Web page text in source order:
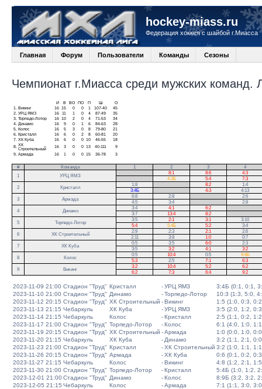
hockey-miass.ru
Федерация хоккея с шайбой г.Миасса
Главная Форум Пользователи Команды Сезоны
Чемпионат г.Миасса среди мужских команд.
И В ВО ПО П
О
1.
Викинг 16 15 0 0 1 107-40
45
2. УРЦ ЯМЗ 16 11 1 0 4 87-49
35
3. Торпедо-Лотор 16 10 2 0 4 71-53
34
4.
Динамо 16 9 0 1 6 84-63
28
5.
Колос 16 5 3 0 8 79-80
21
6.
Кристалл 16 6 0 2 8 60-81
20
7. ХК Куба 16 6 0 0 10 46-55
18
8. ХК
Строительный
16 3 0 0 13 40-111
9
9. Армада 16 1 0 0 15 36-78 3
# Команда 1 2 3
4
1
УРЦ ЯМЗ
8:1 8:6
4:3
4:3Б 5:4
7:3
2
Кристалл
1:8 8:2
1:4
3:4Б
4:3
4:13
3
Армада
6:8 2:8
2:6
4:5
3:4
2:8
4
Динамо
3:4 4:1 6:2
3:7
13:4 8:2
5
Торпедо-Лотор
3:5 2:1 3:1
3:10
5:4
5:4Б 5:2
3:4
6
ХК Строительный
2:9 2:3 2:1
2:6
2:11
3:8 1:0
0:7
7
ХК Куба
0:5 3:5 6:0
2:3
3:5
3:2 4:1
3:2
8
Колос
0:5 10:4 0:5
9:8Б
5:3
2:5 7:1
6:3
9
Викинг
3:2 10:4 5:2
6:2
6:2
7:3 6:4 9:2
2023-11-09 21:00 Стадион "Труд" Кристалл -УРЦ ЯМЗ
3:4Б (0:1, 0:1,
2023-11-10 21:00 Стадион "Труд" Динамо -Торпедо-Лотор
10:3 (1:3, 5:0,
2023-11-12 20:15 Стадион "Труд" ХК Строительный -Викинг
1:5 (1:0, 0:3,
2023-11-13 21:15 Чебаркуль ХК Куба -УРЦ ЯМЗ
3:5 (2:0, 1:2,
2023-11-14 21:15 Чебаркуль Колос -Кристалл
2:5 (1:1, 0:2,
2023-11-17 21:00 Стадион "Труд" Торпедо-Лотор -Колос
6:1 (4:0, 1:0,
2023-11-19 20:15 Стадион "Труд" ХК Строительный -Армада
1:0 (0:0, 1:0,
2023-11-20 21:15 Чебаркуль ХК Куба - Динамо
3:2 (1:1, 2:1,
2023-11-23 21:00 Стадион "Труд" Кристалл -ХК Строительный 3:2 (1:0, 1:1,
2023-11-26 20:15 Стадион "Труд" Армада -ХК Куба
0:6 (0:1, 0:2,
2023-11-27 21:15 Чебаркуль Колос -Викинг
4:8 (1:2, 2:1,
2023-11-30 21:00 Стадион "Труд" Торпедо-Лотор -Кристалл
5:4Б (1:0, 1:2,
2023-12-01 21:00Стадион "Труд" Динамо -Колос
8:9Б (3:2, 3:2,
2023-12-05 21:15 Чебаркуль Колос -Армада
7:1 (1:1, 3:0,